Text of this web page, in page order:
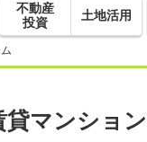
不動産
投資
土地活用
マンショ